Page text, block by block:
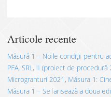
Articole recente
Măsură 1 – Noile condiții pentru
PFA, SRL, II (proiect de procedură
Microgranturi 2021, Măsura 1:
Măsura 1 – Se lansează a doua